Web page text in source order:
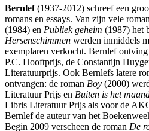
Bernlef(1937-2012) schreef een
romans en essays. Van zijn vele
(1984) en Publiek geheim (1987) het
Hersenschimmen werden inmiddels
exemplaren verkocht. Bernlef
P.C. Hooftprijs, de Constantijn
Literatuurprijs. Ook Bernlefs latere
ontvangen: de roman Boy (2000)
Literatuur Prijs en Buiten is het
Libris Literatuur Prijs als voor de
Bernlef de auteur van het
Begin 2009 verscheen de roman De